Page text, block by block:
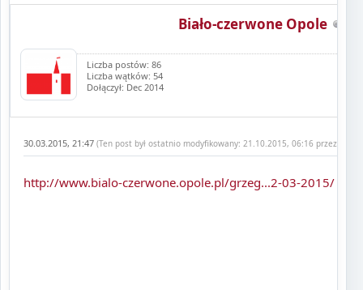
Biało-czerwone Opole
Liczba postów: 86
Liczba wątków: 54
Dołączył: Dec 2014
30.03.2015, 21:47 (Ten post był ostatnio modyfikowany: 21.10.2015, 06:16 przez
http://www.bialo-czerwone.opole.pl/grzeg...2-03-2015/